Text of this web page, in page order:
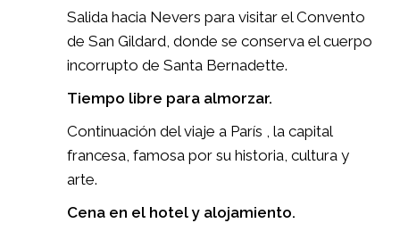
Salida hacia Nevers para visitar el Convento
de San Gildard, donde se conserva el cuerpo
incorrupto de Santa Bernadette.
Tiempo libre para almorzar.
Continuación del viaje a París , la capital
francesa, famosa por su historia, cultura y
arte.
Cena en el hotel y alojamiento.